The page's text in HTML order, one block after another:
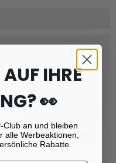
Newsletter
von 10 %!
Registrieren
IHRE
👀
Club an und bleiben
alle Werbeaktionen,
Rabatte.